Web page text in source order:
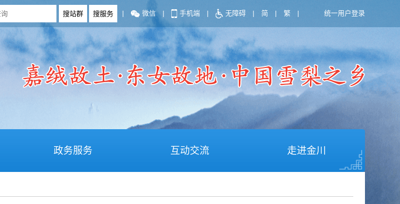
| 微信 | 手机端 | 无障碍 | 简 | 繁 | 统一用户登录
政务服务 互动交流 走进金川